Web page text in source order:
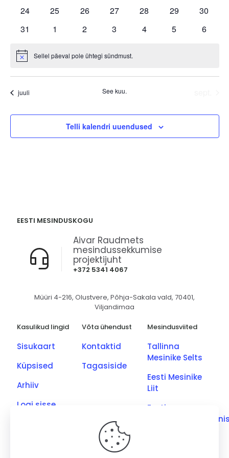
0
24
0
25
0
26
0
27
0
28
0
29
0
30
0
31
0
1
0
2
0
3
0
4
0
5
0
6
Notice Sellel päeval pole ühtegi sündmust.
juuli See kuu.
Telli kalendri uuendused
EESTI MESINDUSKOGU
+372 5341 4067
Aivar Raudmets
mesindussekkumise
projektijuht
Müüri 4-216, Olustvere, Põhja-Sakala vald, 70401,
Viljandimaa
Kasulikud lingid
Sisukaart
Küpsised
Arhiiv
Logi sisse
Võta ühendust
Kontaktid
Tagasiside
Mesindusviited
Tallinna
Mesinike Selts
Eesti Mesinike
Liit
Eesti